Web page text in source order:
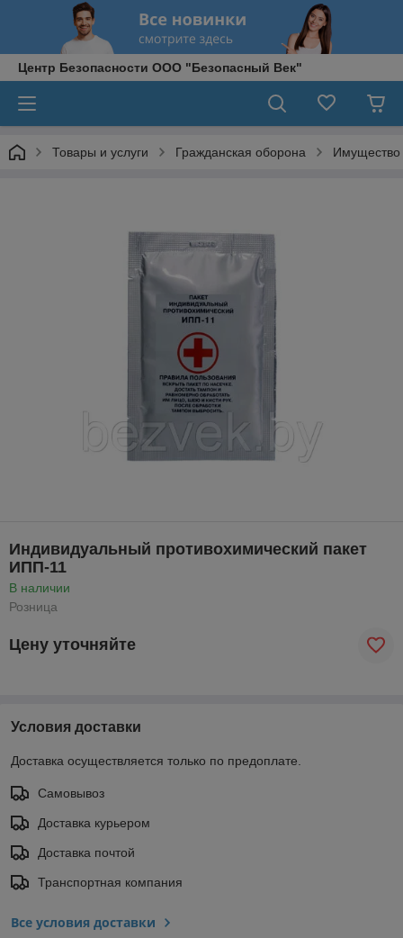
Центр Безопасности ООО "Безопасный Век"
Товары и услуги Гражданская оборона Имущество
Индивидуальный противохимический пакет
ИПП-11
В наличии
Розница
Цену уточняйте
Условия доставки
Доставка осуществляется только по предоплате.
Самовывоз
Доставка курьером
Доставка почтой
Транспортная компания
Все условия доставки